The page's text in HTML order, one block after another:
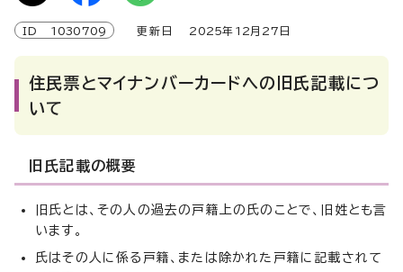
ID 1030709 更新日 2025年 12 月 27 日
住民票とマイナンバーカードへの旧氏記載につ
いて
旧氏記載の概要
旧氏とは、その人の過去の戸籍上の氏のことで、旧姓とも言
います。
氏はその人に係る戸籍、または除かれた戸籍に記載されて